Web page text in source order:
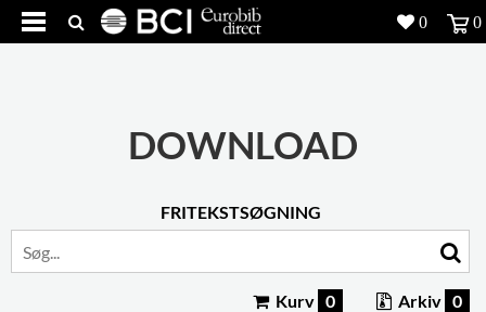
Download
8
DOWNLOAD
FRITEKSTSØGNING
Kurv 0 Arkiv 0
0 0